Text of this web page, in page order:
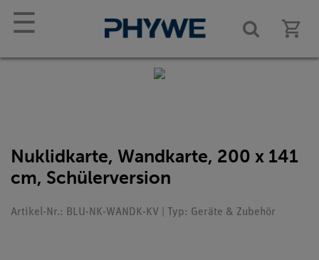
☰
Nuklidkarte, Wandkarte, 200 x 141
cm, Schülerversion
Artikel-Nr.: BLU-NK-WANDK-KV | Typ: Geräte & Zubehör